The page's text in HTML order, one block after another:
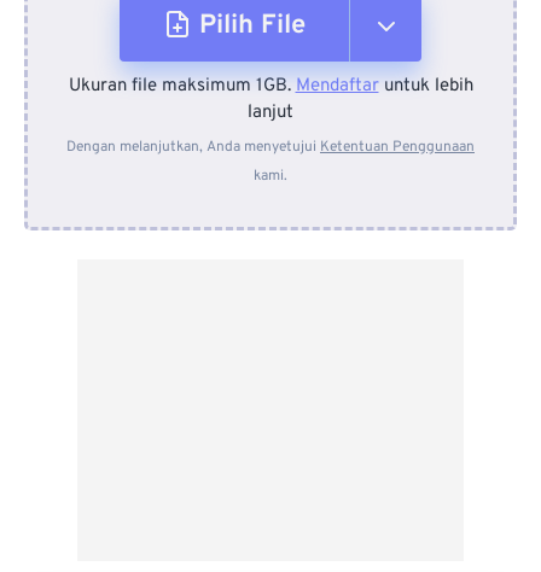
Pilih File
Dari Perangkat
Dari Dropbox
Ukuran file maksimum 1GB.Mendaftaruntuk lebih
lanjut
Dengan melanjutkan, Anda menyetujui Ketentuan Penggunaan
kami.